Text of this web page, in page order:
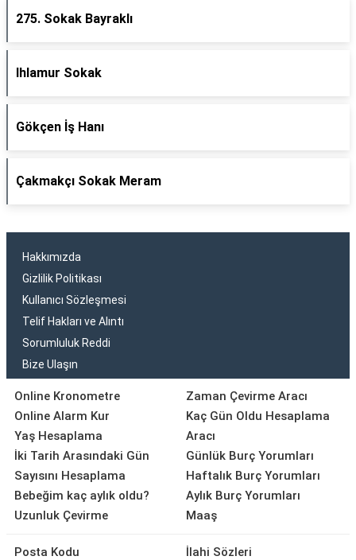
275. Sokak Bayraklı
Ihlamur Sokak
Gökçen İş Hanı
Çakmakçı Sokak Meram
Hakkımızda
Gizlilik Politikası
Kullanıcı Sözleşmesi
Telif Hakları ve Alıntı
Sorumluluk Reddi
Bize Ulaşın
Online Kronometre
Online Alarm Kur
Yaş Hesaplama
İki Tarih Arasındaki Gün
Sayısını Hesaplama
Bebeğim kaç aylık oldu?
Uzunluk Çevirme
Zaman Çevirme Aracı
Kaç Gün Oldu Hesaplama
Aracı
Günlük Burç Yorumları
Haftalık Burç Yorumları
Aylık Burç Yorumları
Maaş
Posta Kodu
İlahi Sözleri